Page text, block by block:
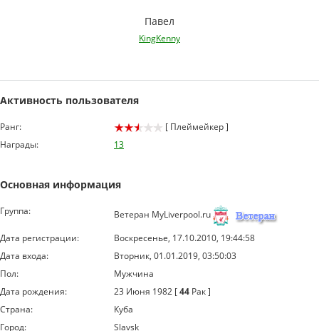
Павел
KingKenny
Активность пользователя
Ранг:
[ Плеймейкер ]
Награды:
13
Основная информация
Группа:
Ветеран MyLiverpool.ru
Дата регистрации:
Воскресенье, 17.10.2010, 19:44:58
Дата входа:
Вторник, 01.01.2019, 03:50:03
Пол:
Мужчина
Дата рождения:
23 Июня 1982 [44 Рак ]
Страна:
Куба
Город:
Slavsk